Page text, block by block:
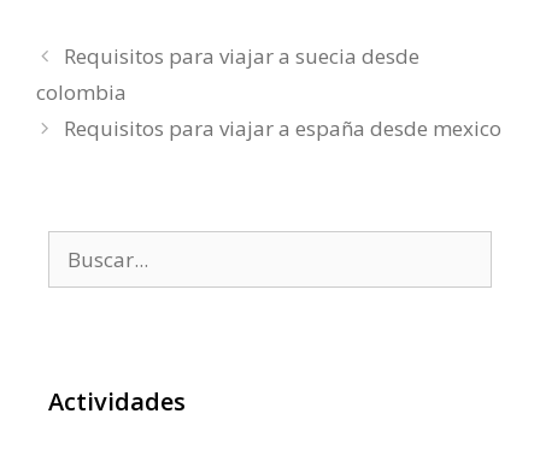
Requisitos para viajar a suecia desde
colombia
Requisitos para viajar a españa desde mexico
Actividades